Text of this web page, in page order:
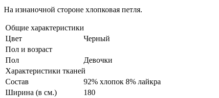
На изнаночной стороне хлопковая петля.
Общие характеристики
Цвет
Черный
Пол и возраст
Пол
Девочки
Характеристики тканей
Состав
92% хлопок 8% лайкра
Ширина (в см.)
180